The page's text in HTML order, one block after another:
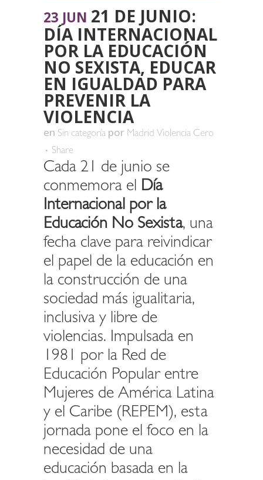
23 JUN 21 DE JUNIO:
DÍA INTERNACIONAL
POR LA EDUCACIÓN
NO SEXISTA, EDUCAR
EN IGUALDAD PARA
PREVENIR LA
VIOLENCIA
en Sin categoría por Madrid Violencia Cero
Share
Cada 21 de junio se
conmemora el Día
Internacional por la
Educación No Sexista, una
fecha clave para reivindicar
el papel de la educación en
la construcción de una
sociedad más igualitaria,
inclusiva y libre de
violencias. Impulsada en
1981 por la Red de
Educación Popular entre
Mujeres de América Latina
y el Caribe (REPEM), esta
jornada pone el foco en la
necesidad de una
educación basada en la